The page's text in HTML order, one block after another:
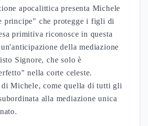
apocalittica presenta Michele
principe" che protegge i figli di
primitiva riconosce in questa
della mediazione
Signore, che solo è
nella corte celeste.
Michele, come quella di tutti gli
alla mediazione unica